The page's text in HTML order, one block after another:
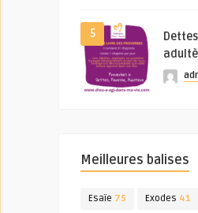
5
Meilleures balises
Esaïe 75 Exodes 41